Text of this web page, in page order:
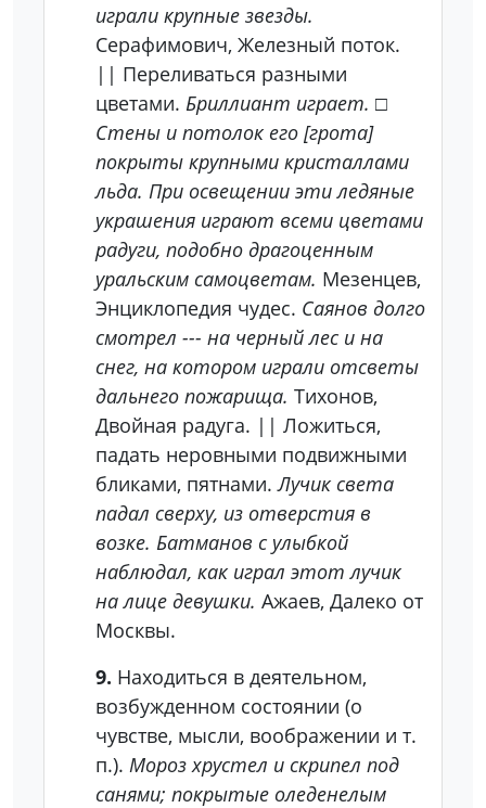
играли крупные звезды.
Серафимович, Железный поток.
|| Переливаться разными
цветами. Бриллиант играет. □
Стены и потолок его [грота]
покрыты крупными кристаллами
льда. При освещении эти ледяные
украшения играют всеми цветами
радуги, подобно драгоценным
уральским самоцветам. Мезенцев,
Энциклопедия чудес. Саянов долго
смотрел --- на черный лес и на
снег, на котором играли отсветы
дальнего пожарища. Тихонов,
Двойная радуга. || Ложиться,
падать неровными подвижными
бликами, пятнами.Лучик света
падал сверху, из отверстия в
возке. Батманов с улыбкой
наблюдал, как играл этот лучик
на лице девушки. Ажаев, Далеко от
Москвы.
9. Находиться в деятельном,
возбужденном состоянии (о
чувстве, мысли, воображении и т.
п.). Мороз хрустел и скрипел под
санями; покрытые оледенелым